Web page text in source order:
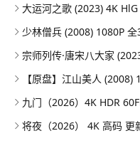
大运河之歌 (2023) 4K
少林僧兵 (2008) 1080P
宗师列传·唐宋八大家
将夜（2026） 4K 高码 更